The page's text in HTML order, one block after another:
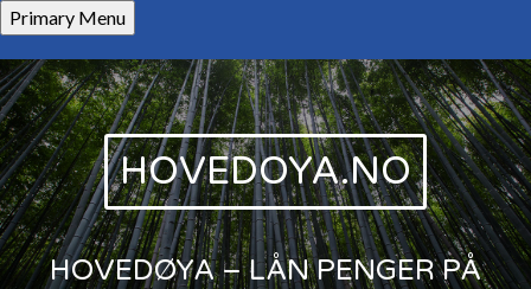
Skip
to
content
Primary Menu
HOVEDOYA.NO
HOVEDØYA – LÅN PENGER PÅ